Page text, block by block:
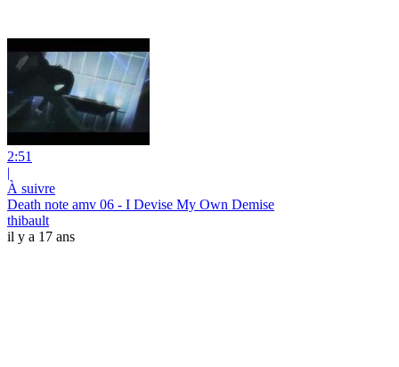
2:51
|
À suivre
Death note amv 06 - I Devise My Own Demise
thibault
il y a 17 ans